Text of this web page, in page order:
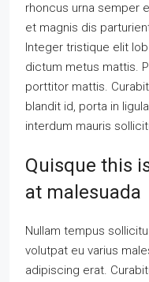
rhoncus urna semper
et magnis dis
Integer tristique elit
dictum metus mattis.
porttitor mattis.
blandit id, porta in
interdum mauris
Quisque this
at malesuada
Nullam tempus
volutpat eu varius
adipiscing erat.